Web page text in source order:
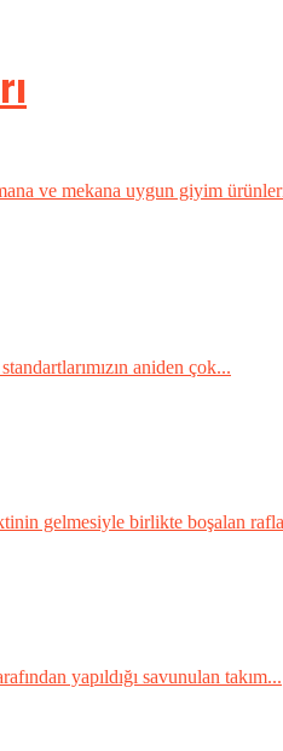
ve mekana uygun giyim
aniden çok...
gelmesiyle birlikte boşalan
yapıldığı savunulan takım...